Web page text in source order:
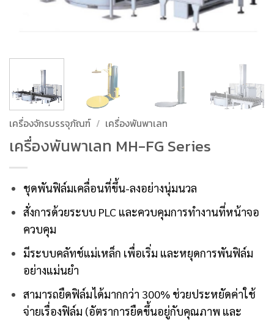
เครื่องจักรบรรจุภัณฑ์ / เครื่องพันพาเลท
เครื่องพันพาเลท MH-FG Series
ชุดพันฟิล์มเคลื่อนที่ขึ้น-ลงอย่างนุ่มนวล
สั่งการด้วยระบบ PLC และควบคุมการทำงานที่หน้าจอ
ควบคุม
มีระบบคลัทช์แม่เหล็ก เพื่อเริ่ม และหยุดการพันฟิล์ม
อย่างแม่นยำ
สามารถยืดฟิล์มได้มากกว่า 300% ช่วยประหยัดค่าใช้
จ่ายเรื่องฟิล์ม (อัตราการยืดขึ้นอยู่กับคุณภาพ และ